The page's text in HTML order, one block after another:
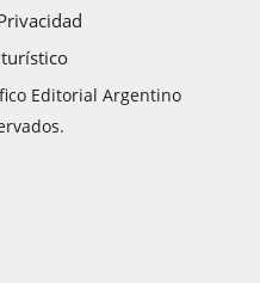
Editorial Argentino